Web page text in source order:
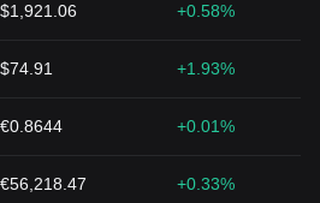
$1,921.06 +0.58%
$74.91 +1.93%
€0.8644 +0.01%
€56,218.47 +0.33%